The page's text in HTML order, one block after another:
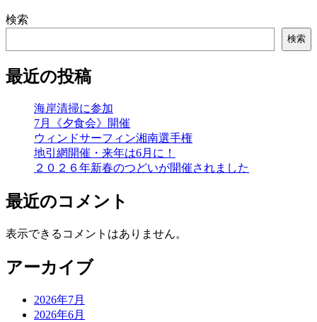
検索
検索
最近の投稿
海岸清掃に参加
7月《夕食会》開催
ウィンドサーフィン湘南選手権
地引網開催・来年は6月に！
２０２６年新春のつどいが開催されました
最近のコメント
表示できるコメントはありません。
アーカイブ
2026年7月
2026年6月